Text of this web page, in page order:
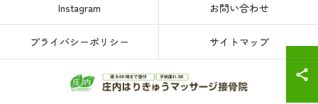
Instagram お問い合わせ
プライバシーポリシー サイトマップ